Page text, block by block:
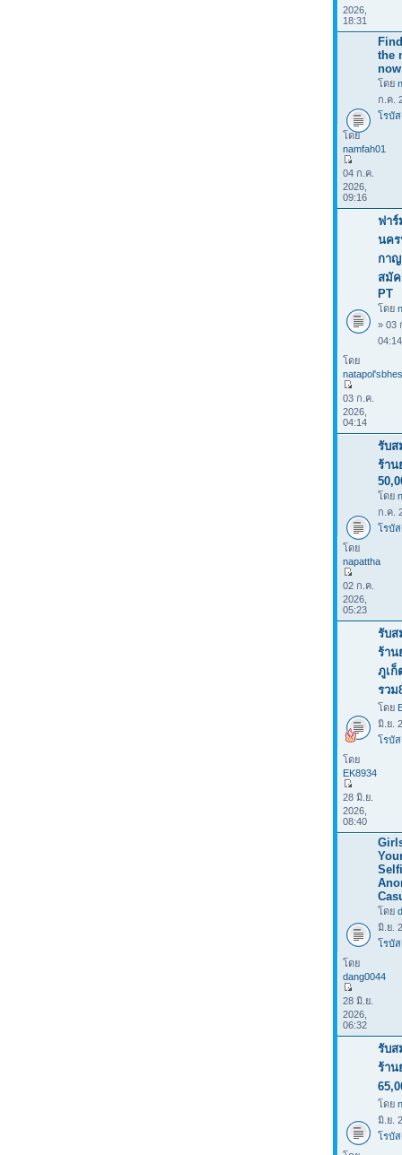
2026,
18:31
the
now
โดย
ก.ค.
โรบั
โดย
namfah01
04 ก.ค.
2026,
09:16
ฟาร์
นค
กาญ
สมัค
PT
โดย
» 03
โดย
03 ก.ค.
2026,
04:14
รับส
ร้าน
โดย
ก.ค.
โรบั
โดย
napattha
02 ก.ค.
2026,
05:23
รับส
ร้าน
ภูเก็
รวม
โดย
มิ.ย.
โรบั
โดย
EK8934
28 มิ.ย.
2026,
08:40
โดย
มิ.ย.
โรบั
โดย
dang0044
28 มิ.ย.
2026,
06:32
รับส
ร้าน
โดย
มิ.ย.
โรบั